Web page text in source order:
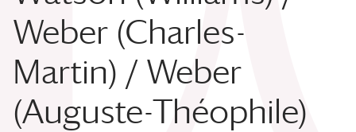
Weber (Charles-
Martin) / Weber
(Auguste-Théophile)